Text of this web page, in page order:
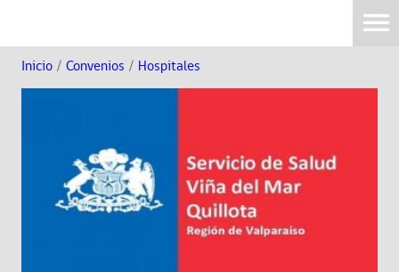
Inicio / Convenios / Hospitales